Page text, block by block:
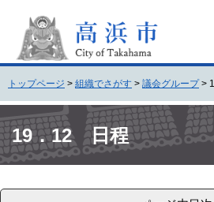
頭
で
す
。
飛
ば
し
て
本
へ
トップページ > 組織でさがす > 議会グループ >
文 19．12 日程